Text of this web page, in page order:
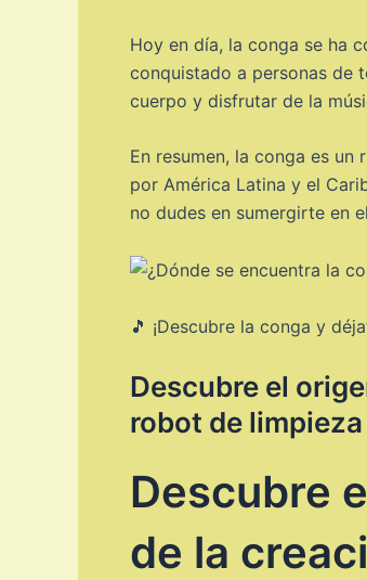
Hoy en día, la conga se ha
conquistado a personas de
cuerpo y disfrutar de la
En resumen, la conga es
por América Latina y el
no dudes en sumergirte en
🎵 ¡Descubre la conga y
Descubre el
robot de limpieza
Descubre
de la